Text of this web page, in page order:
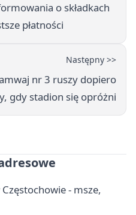
o składkach
płatności
Następny >>
nr 3 ruszy dopiero
gdy stadion się opróżni
- msze,